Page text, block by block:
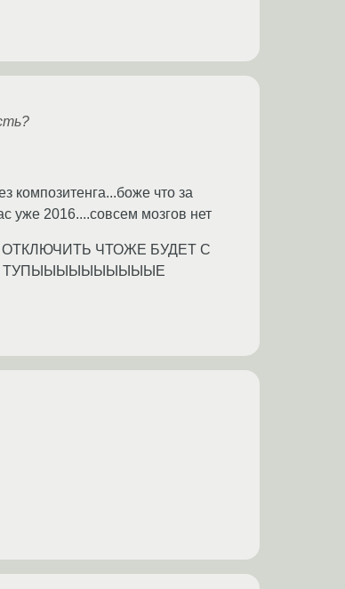
композитенга...боже что за
уже 2016....совсем мозгов нет
ЧТОЖЕ БУДЕТ С
ТУПЫЫЫЫЫЫЫЫЫЫЕ